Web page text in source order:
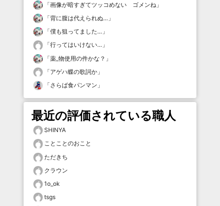
「画像が暗すぎてツッコめない ゴメンね 」
「背に腹は代えられぬ… 」
「僕も狙ってました… 」
「行ってはいけない… 」
「薬_物使用の件かな？ 」
「アゲハ蝶の歌詞か 」
「さらば食パンマン 」
最近の評価されている職人
SHINYA
ことことのおこと
ただきち
クラウン
1o_ok
tsgs